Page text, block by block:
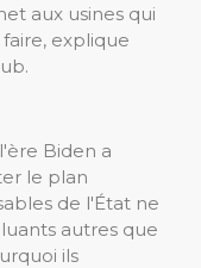
aux usines qui
explique
Biden a
le plan
de l'État ne
autres que
ils